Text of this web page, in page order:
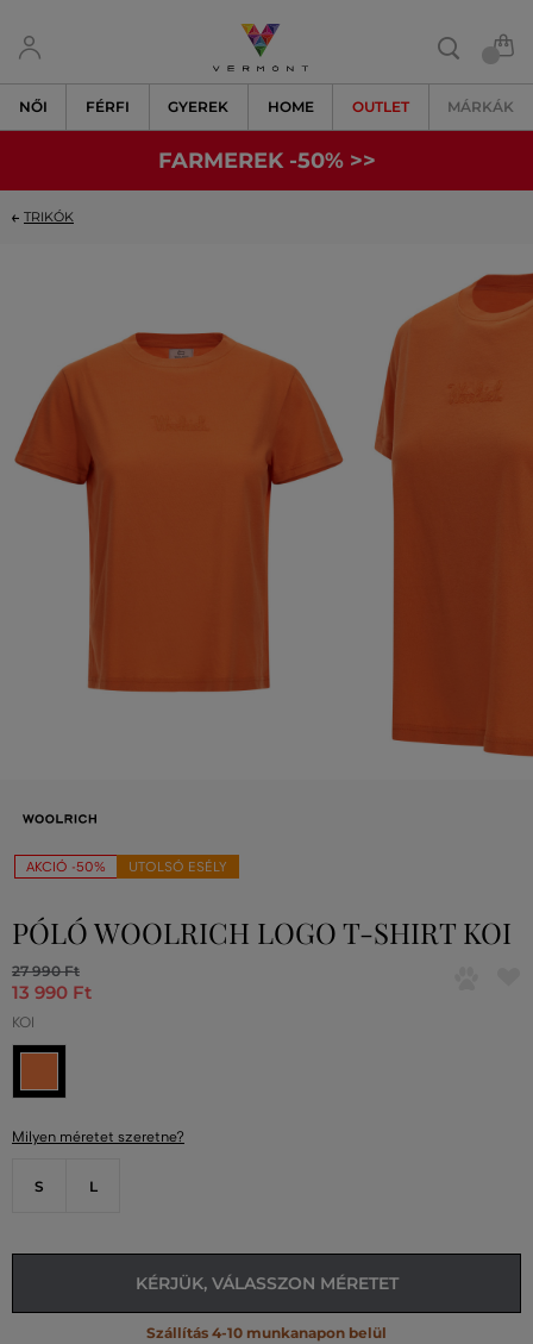
NŐI FÉRFI GYEREK HOME OUTLET MÁRKÁK
FARMEREK -50% >>
TRIKÓK
AKCIÓ -50% UTOLSÓ ESÉLY
PÓLÓ WOOLRICH LOGO T-SHIRT KOI
27 990 Ft
13 990 Ft
KOI
Milyen méretet szeretne?
S L
KÉRJÜK, VÁLASSZON MÉRETET
Szállítás 4-10 munkanapon belül